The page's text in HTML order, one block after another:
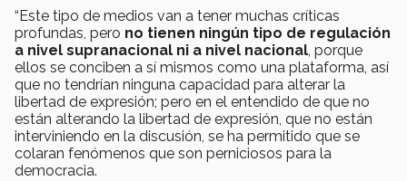
“Este tipo de medios van a tener muchas críticas
profundas, pero no tienen ningún tipo de regulación
a nivel supranacional ni a nivel nacional, porque
ellos se conciben a sí mismos como una plataforma, así
que no tendrían ninguna capacidad para alterar la
libertad de expresión; pero en el entendido de que no
están alterando la libertad de expresión, que no están
interviniendo en la discusión, se ha permitido que se
colaran fenómenos que son perniciosos para la
democracia.